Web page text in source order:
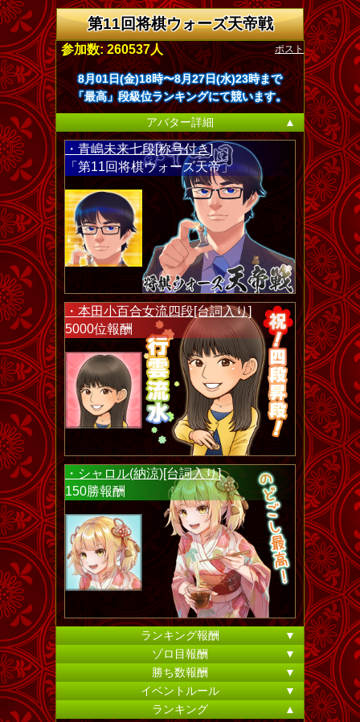
第11回将棋ウォーズ天帝戦
ポスト
参加数: 260537人
8月01日(金)18時〜8月27日(水)23時まで
「最高」段級位ランキングにて競います。
アバター詳細
▲
・青嶋未来七段[称号付き]
「第11回将棋ウォーズ天帝」
・本田小百合女流四段[台詞入り]
5000位報酬
・シャロル(納涼)[台詞入り]
150勝報酬
ランキング報酬
▼
ゾロ目報酬
▼
勝ち数報酬
▼
イベントルール
▼
ランキング
▲